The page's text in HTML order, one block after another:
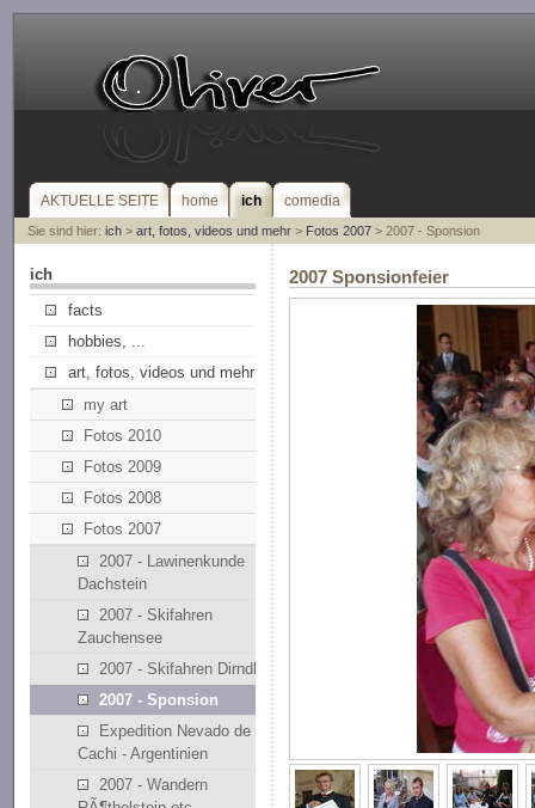
AKTUELLE SEITE home ich comedia
Sie sind hier: ich> art, fotos, videos und mehr> Fotos 2007> 2007 - Sponsion
ich
facts
hobbies, ...
art, fotos, videos und mehr
my art
Fotos 2010
Fotos 2009
Fotos 2008
Fotos 2007
2007 - Lawinenkunde
Dachstein
2007 - Skifahren
Zauchensee
2007 - Skifahren Dirndllift
2007 - Sponsion
Expedition Nevado de
Cachi - Argentinien
2007 - Wandern
2007 Sponsionfeier